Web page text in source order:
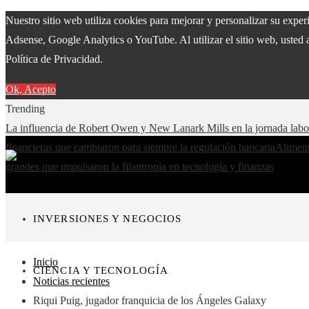
Nuestro sitio web utiliza cookies para mejorar y personalizar su
Adsense, Google Analytics o YouTube. Al utilizar el sitio web, usted
Política de Privacidad.
Ok, Acepto
Trending
La influencia de Robert Owen y New Lanark Mills en la jornada
financieras que cambiaron para siempre la regulación bancaria
grandes que impulsaron la filantropía en tecnología y finanzas
INVERSIONES Y NEGOCIOS
CIENCIA Y TECNOLOGÍA
Inicio
Noticias recientes
Riqui Puig, jugador franquicia de los Ángeles Galaxy